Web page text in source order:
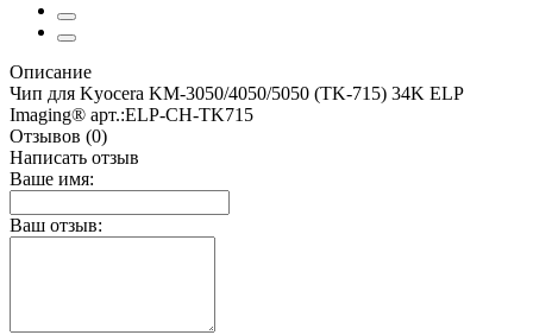
Описание
Чип для Kyocera KM-3050/4050/5050 (TK-715) 34K ELP
Imaging® арт.:ELP-CH-TK715
Отзывов (0)
Написать отзыв
Ваше имя:
Ваш отзыв: